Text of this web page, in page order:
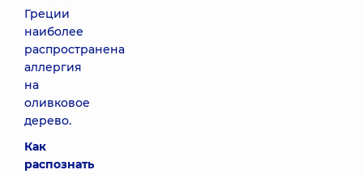
Греции
наиболее
распространена
аллергия
на
оливковое
дерево.
Как
распознать